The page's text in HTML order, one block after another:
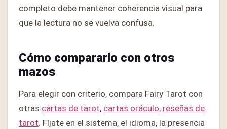
completo debe mantener coherencia visual para
que la lectura no se vuelva confusa.
Cómo compararlo con otros
mazos
Para elegir con criterio, compara Fairy Tarot con
otras cartas de tarot, cartas oráculo, reseñas de
tarot. Fíjate en el sistema, el idioma, la presencia